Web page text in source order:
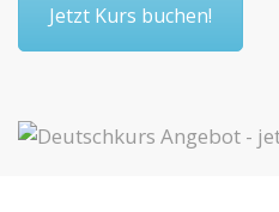
Jetzt Kurs buchen!